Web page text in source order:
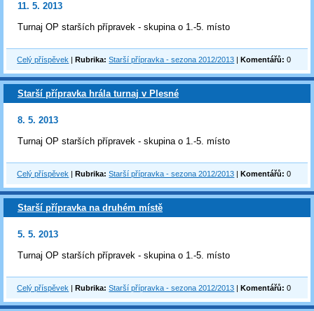
11. 5. 2013
Turnaj OP starších přípravek - skupina o 1.-5. místo
Celý příspěvek |Rubrika: Starší přípravka - sezona 2012/2013 |Komentářů: 0
Starší přípravka hrála turnaj v Plesné
8. 5. 2013
Turnaj OP starších přípravek - skupina o 1.-5. místo
Celý příspěvek |Rubrika: Starší přípravka - sezona 2012/2013 |Komentářů: 0
Starší přípravka na druhém místě
5. 5. 2013
Turnaj OP starších přípravek - skupina o 1.-5. místo
Celý příspěvek |Rubrika: Starší přípravka - sezona 2012/2013 |Komentářů: 0